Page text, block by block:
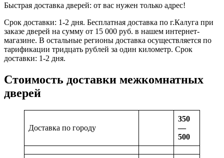
Быстрая доставка дверей: от вас нужен только адрес!
Срок доставки: 1-2 дня. Бесплатная доставка по г.Калуга при
заказе дверей на сумму от 15 000 руб. в нашем интернет-
магазине. В остальные регионы доставка осуществляется по
тарификации тридцать рублей за один километр. Срок
доставки: 1-2 дня.
Стоимость доставки межкомнатных
дверей
Доставка по городу
350
—
500